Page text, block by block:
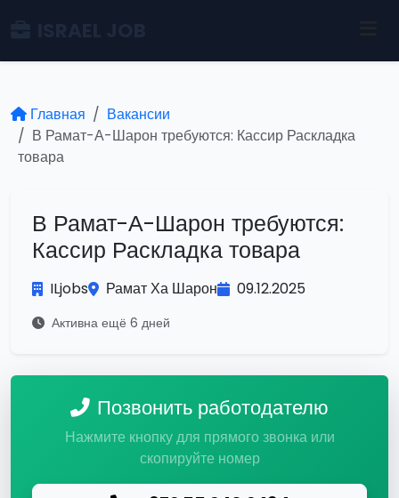
Главная
Вакансии
В Рамат-А-Шарон требуются: Кассир Раскладка
товара
В Рамат-А-Шарон требуются:
Кассир Раскладка товара
ILjobs Рамат Ха Шарон 09.12.2025
Активна ещё 6 дней
Позвонить работодателю
Нажмите кнопку для прямого звонка или
скопируйте номер